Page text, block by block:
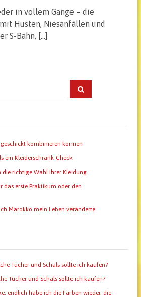
in vollem Gange – die
Husten, Niesanfällen und
S-Bahn, […]
S
kombinieren können
ein Kleiderschrank-Check
die richtige Wahl Ihrer Kleidung
das erste Praktikum oder den
Marokko mein Leben veränderte
Tücher und Schals sollte ich kaufen?
Tücher und Schals sollte ich kaufen?
endlich habe ich die Farben wieder, die